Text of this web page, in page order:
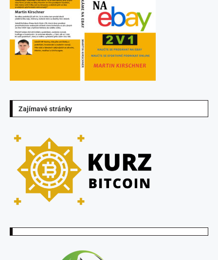
Zajímavé stránky